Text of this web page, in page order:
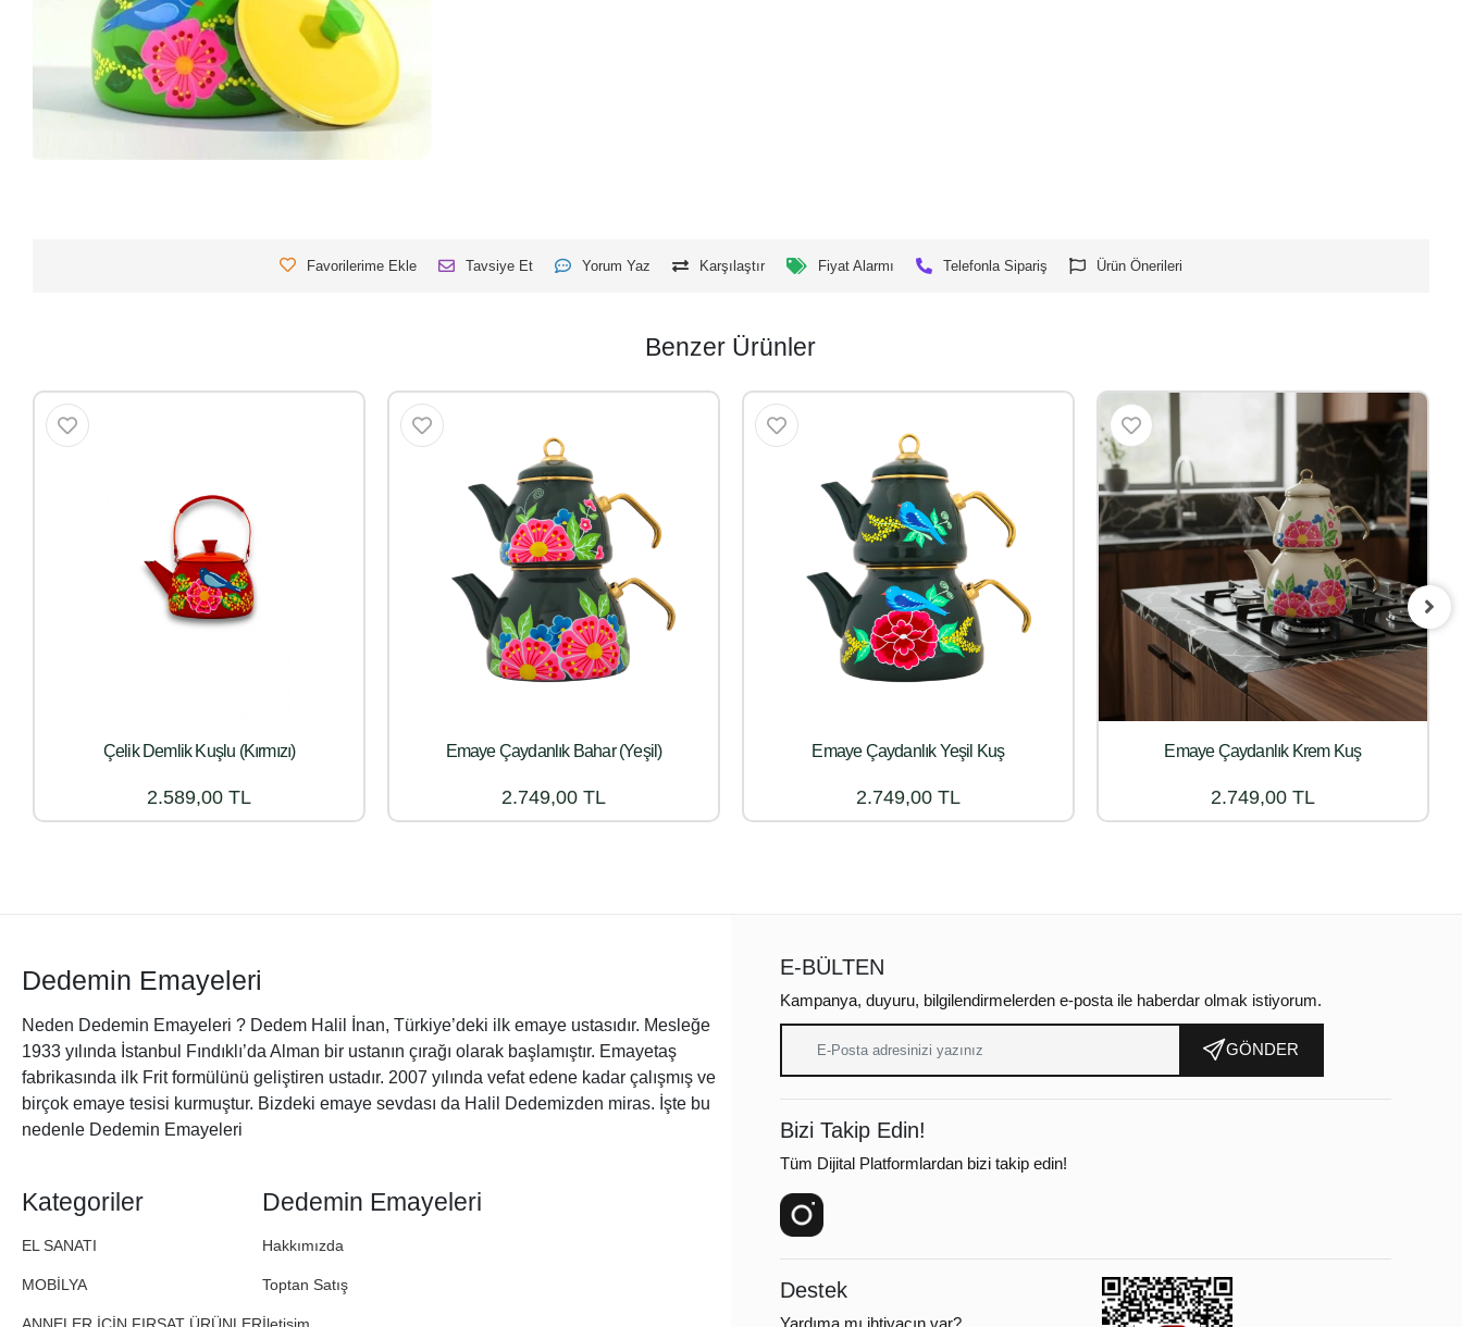
Favorilerime Ekle Tavsiye Et Yorum Yaz Karşılaştır Fiyat Alarmı Telefonla Sipariş Ürün Önerileri
Benzer Ürünler
Çelik Demlik Kuşlu (Kırmızı)
2.589,00 TL
Emaye Çaydanlık Bahar (Yeşil)
2.749,00 TL
Emaye Çaydanlık Yeşil Kuş
2.749,00 TL
Emaye Çaydanlık Krem Kuş
2.749,00 TL
Dedemin Emayeleri
Neden Dedemin Emayeleri ? Dedem Halil İnan, Türkiye’deki ilk emaye ustasıdır. Mesleğe
1933 yılında İstanbul Fındıklı’da Alman bir ustanın çırağı olarak başlamıştır. Emayetaş
fabrikasında ilk Frit formülünü geliştiren ustadır. 2007 yılında vefat edene kadar çalışmış ve
birçok emaye tesisi kurmuştur. Bizdeki emaye sevdası da Halil Dedemizden miras. İşte bu
nedenle Dedemin Emayeleri
Kategoriler
EL SANATI
MOBİLYA
Dedemin Emayeleri
Hakkımızda
Toptan Satış
E-BÜLTEN
Kampanya, duyuru, bilgilendirmelerden e-posta ile haberdar olmak istiyorum.
GÖNDER
Bizi Takip Edin!
Tüm Dijital Platformlardan bizi takip edin!
Destek
Yardıma mı ihtiyacın var?